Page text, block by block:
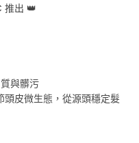
推出 👑
與髒污
皮微生態，從源頭穩定髮